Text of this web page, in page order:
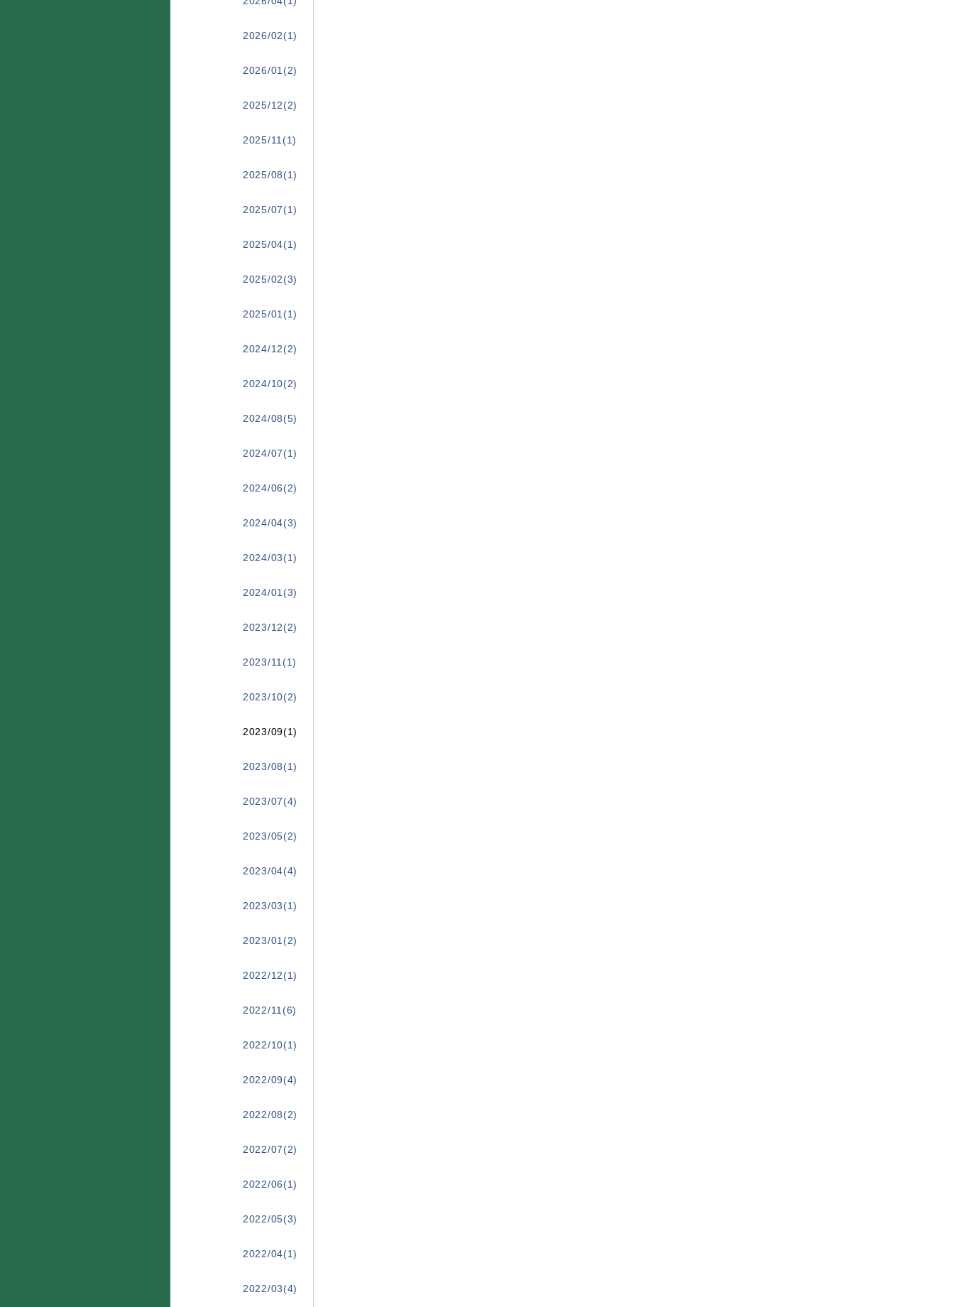
2026/02(1)
2026/01(2)
2025/12(2)
2025/11(1)
2025/08(1)
2025/07(1)
2025/04(1)
2025/02(3)
2025/01(1)
2024/12(2)
2024/10(2)
2024/08(5)
2024/07(1)
2024/06(2)
2024/04(3)
2024/03(1)
2024/01(3)
2023/12(2)
2023/11(1)
2023/10(2)
2023/09(1)
2023/08(1)
2023/07(4)
2023/05(2)
2023/04(4)
2023/03(1)
2023/01(2)
2022/12(1)
2022/11(6)
2022/10(1)
2022/09(4)
2022/08(2)
2022/07(2)
2022/06(1)
2022/05(3)
2022/04(1)
2022/03(4)